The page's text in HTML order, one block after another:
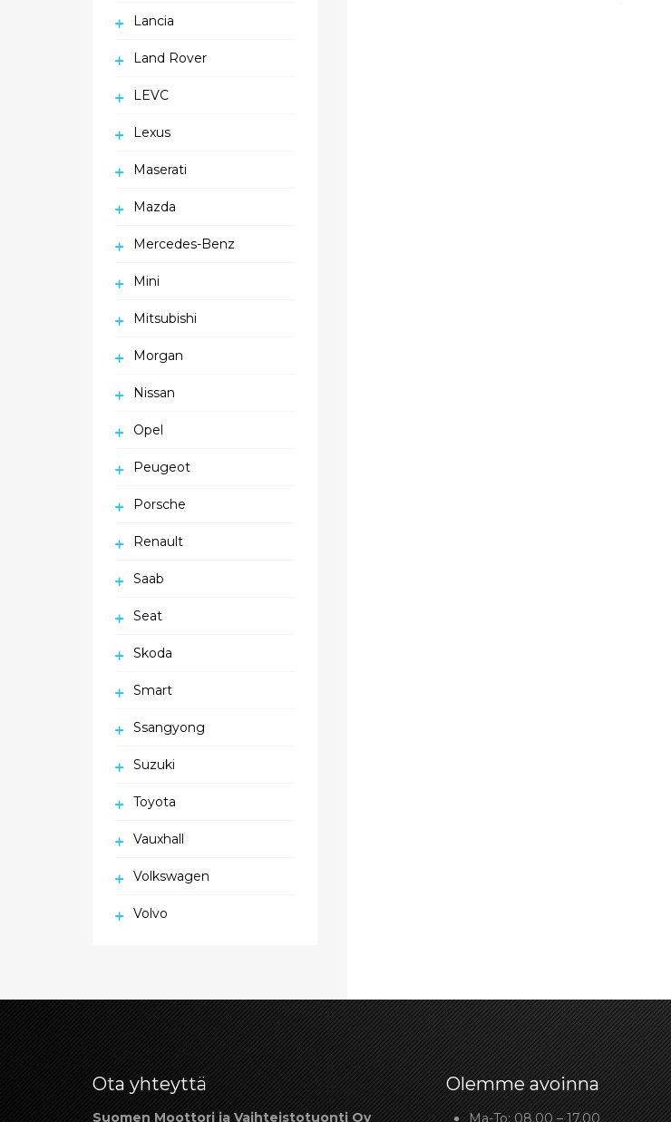
Lancia
Land Rover
LEVC
Lexus
Maserati
Mazda
Mercedes-Benz
Mini
Mitsubishi
Morgan
Nissan
Opel
Peugeot
Porsche
Renault
Saab
Seat
Skoda
Smart
Ssangyong
Suzuki
Toyota
Vauxhall
Volkswagen
Volvo
Ota yhteyttä
Suomen Moottori ja Vaihteistotuonti Oy
Olemme avoinna
Ma-To: 08.00 – 17.00